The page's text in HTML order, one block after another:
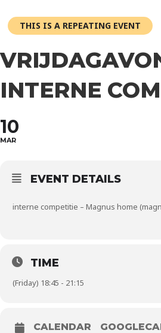
THIS IS A REPEATING EVENT
INTERNE
10
MAR
EVENT DETAILS
interne competitie – Magnus home
TIME
(Friday) 18:45 - 21:15
CALENDAR